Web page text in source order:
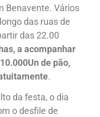
Benavente. Vários
das ruas de
das 22.00
a acompanhar
de pão,
.
da festa, o dia
o desfile de